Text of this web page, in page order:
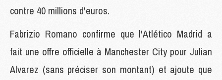
contre 40 millions d'euros.
Fabrizio Romano confirme que l'Atlético Madrid a
fait une offre officielle à Manchester City pour Julian
Alvarez (sans préciser son montant) et ajoute que